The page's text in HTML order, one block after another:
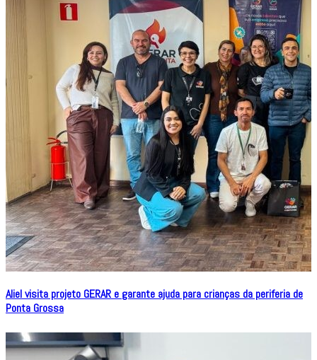
Aliel visita projeto GERAR e garante ajuda para crianças da periferia de
Ponta Grossa